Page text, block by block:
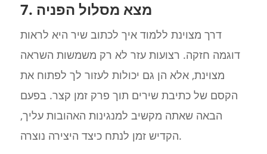
7. מצא מסלול הפניה
דרך מצוינת ללמוד איך לכתוב שיר היא לראות
דוגמה חזקה. רצועות עזר לא רק משמשות השראה
מצוינת, אלא הן גם יכולות לעזור לך לפתוח את
הקסם של כתיבת שירים תוך פרק זמן קצר. בפעם
הבאה שאתה מקשיב למנגינות האהובות עליך,
הקדיש זמן לנתח כיצד היצירה נוצרה.